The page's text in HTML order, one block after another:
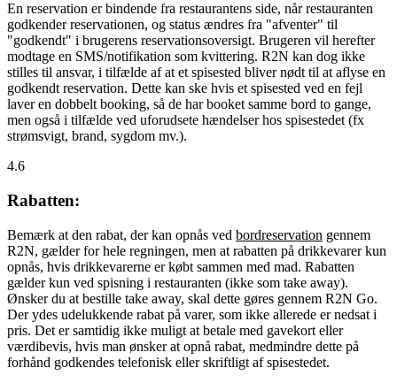
En reservation er bindende fra restaurantens side, når restauranten
godkender reservationen, og status ændres fra "afventer" til
"godkendt" i brugerens reservationsoversigt. Brugeren vil herefter
modtage en SMS/notifikation som kvittering. R2N kan dog ikke
stilles til ansvar, i tilfælde af at et spisested bliver nødt til at aflyse en
godkendt reservation. Dette kan ske hvis et spisested ved en fejl
laver en dobbelt booking, så de har booket samme bord to gange,
men også i tilfælde ved uforudsete hændelser hos spisestedet (fx
strømsvigt, brand, sygdom mv.).
4.6
Rabatten:
Bemærk at den rabat, der kan opnås ved bordreservation gennem
R2N, gælder for hele regningen, men at rabatten på drikkevarer kun
opnås, hvis drikkevarerne er købt sammen med mad. Rabatten
gælder kun ved spisning i restauranten (ikke som take away).
Ønsker du at bestille take away, skal dette gøres gennem R2N Go.
Der ydes udelukkende rabat på varer, som ikke allerede er nedsat i
pris. Det er samtidig ikke muligt at betale med gavekort eller
værdibevis, hvis man ønsker at opnå rabat, medmindre dette på
forhånd godkendes telefonisk eller skriftligt af spisestedet.